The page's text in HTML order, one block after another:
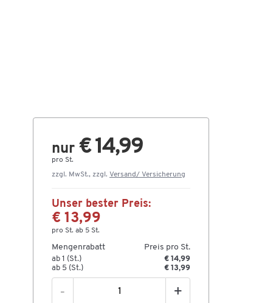
nur € 14,99
pro St.
zzgl. MwSt., zzgl. Versand/ Versicherung
Unser bester Preis:
€ 13,99
pro St. ab 5 St.
Mengenrabatt Preis pro St.
ab 1 (St.)
€ 14,99
ab 5 (St.)
€ 13,99
- +